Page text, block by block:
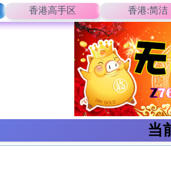
香港高手区 香港:简洁
当